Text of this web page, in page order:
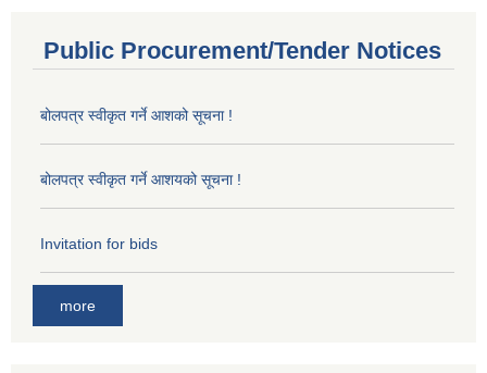
Public Procurement/Tender Notices
बोलपत्र स्वीकृत गर्ने आशको सूचना !
बोलपत्र स्वीकृत गर्ने आशयको सूचना !
Invitation for bids
more